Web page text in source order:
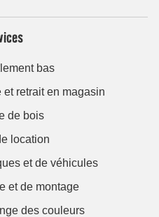
bas
retrait en magasin
de bois
location
et de véhicules
et de montage
des couleurs